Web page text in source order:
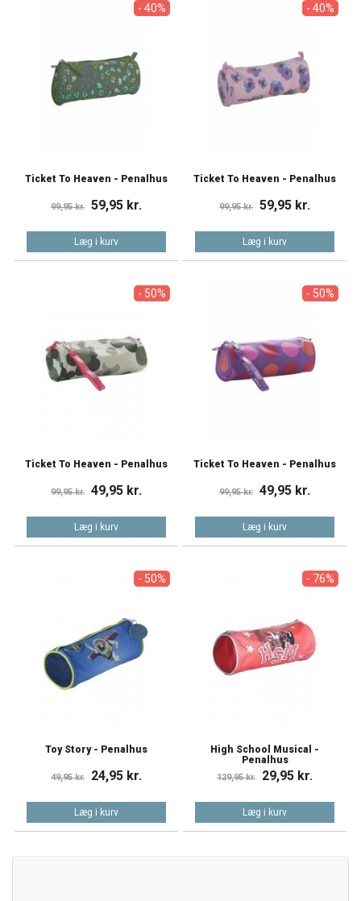
- 40%
Ticket To Heaven - Penalhus
99,95 kr. 59,95 kr.
Læg i kurv
- 40%
Ticket To Heaven - Penalhus
99,95 kr. 59,95 kr.
Læg i kurv
- 50%
Ticket To Heaven - Penalhus
99,95 kr. 49,95 kr.
Læg i kurv
- 50%
Ticket To Heaven - Penalhus
99,95 kr. 49,95 kr.
Læg i kurv
- 50%
Toy Story - Penalhus
49,95 kr. 24,95 kr.
Læg i kurv
- 76%
High School Musical -
Penalhus
129,95 kr. 29,95 kr.
Læg i kurv